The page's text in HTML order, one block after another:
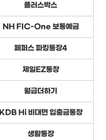
플러스박스
NH FIC-One 보통예금
페퍼스 파킹통장4
제일EZ통장
월급더하기
KDB Hi 비대면 입출금통장
생활통장